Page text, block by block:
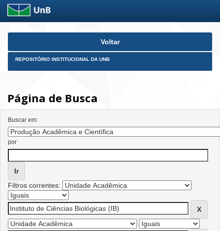
Skip
Voltar
REPOSITÓRIO INSTITUCIONAL DA UNB
Página de Busca
Buscar em:
por
Filtros correntes: